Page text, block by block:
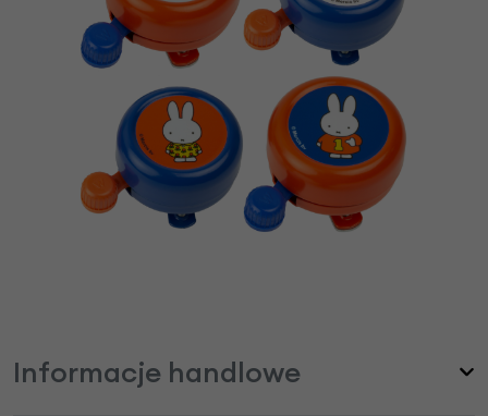
Informacje handlowe